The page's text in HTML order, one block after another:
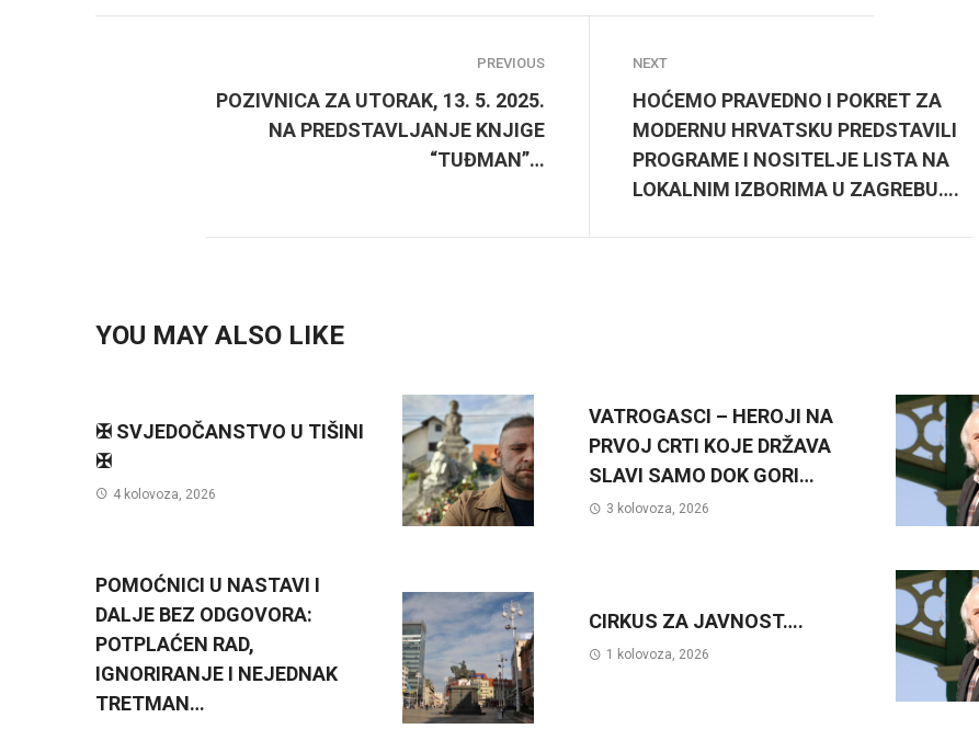
PREVIOUS
POZIVNICA ZA UTORAK, 13. 5. 2025.
NA PREDSTAVLJANJE KNJIGE
“TUĐMAN”…
NEXT
HOĆEMO PRAVEDNO I POKRET ZA
MODERNU HRVATSKU PREDSTAVILI
PROGRAME I NOSITELJE LISTA NA
LOKALNIM IZBORIMA U ZAGREBU….
YOU MAY ALSO LIKE
✠ SVJEDOČANSTVO U TIŠINI
✠
4 kolovoza, 2026
VATROGASCI – HEROJI NA
PRVOJ CRTI KOJE DRŽAVA
SLAVI SAMO DOK GORI…
3 kolovoza, 2026
POMOĆNICI U NASTAVI I
DALJE BEZ ODGOVORA:
POTPLAĆEN RAD,
IGNORIRANJE I NEJEDNAK
TRETMAN…
CIRKUS ZA JAVNOST….
1 kolovoza, 2026